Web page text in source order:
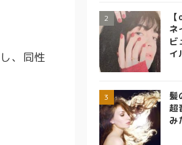
、同性
ネ
ビ
イ
髪
超
み